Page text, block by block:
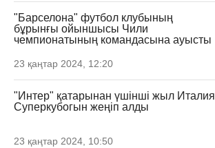
"Барселона" футбол клубының
бұрынғы ойыншысы Чили
чемпионатының командасына ауысты
23 қаңтар 2024, 12:20
"Интер" қатарынан үшінші жыл Италия
Суперкубогын жеңіп алды
23 қаңтар 2024, 10:50